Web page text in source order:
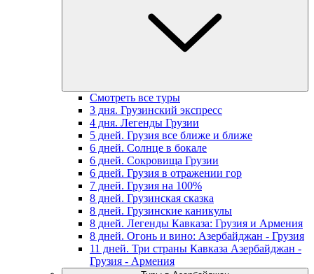
Смотреть все туры
3 дня. Грузинский экспресс
4 дня. Легенды Грузии
5 дней. Грузия все ближе и ближе
6 дней. Солнце в бокале
6 дней. Сокровища Грузии
6 дней. Грузия в отражении гор
7 дней. Грузия на 100%
8 дней. Грузинская сказка
8 дней. Грузинские каникулы
8 дней. Легенды Кавказа: Грузия и Армения
8 дней. Огонь и вино: Азербайджан - Грузия
11 дней. Три страны Кавказа Азербайджан -
Грузия - Армения